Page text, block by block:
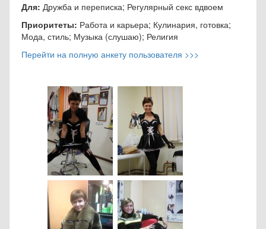
Для: Дружба и переписка; Регулярный секс вдвоем
Приоритеты: Работа и карьера; Кулинария, готовка;
Мода, стиль; Музыка (слушаю); Религия
Перейти на полную анкету пользователя >>>